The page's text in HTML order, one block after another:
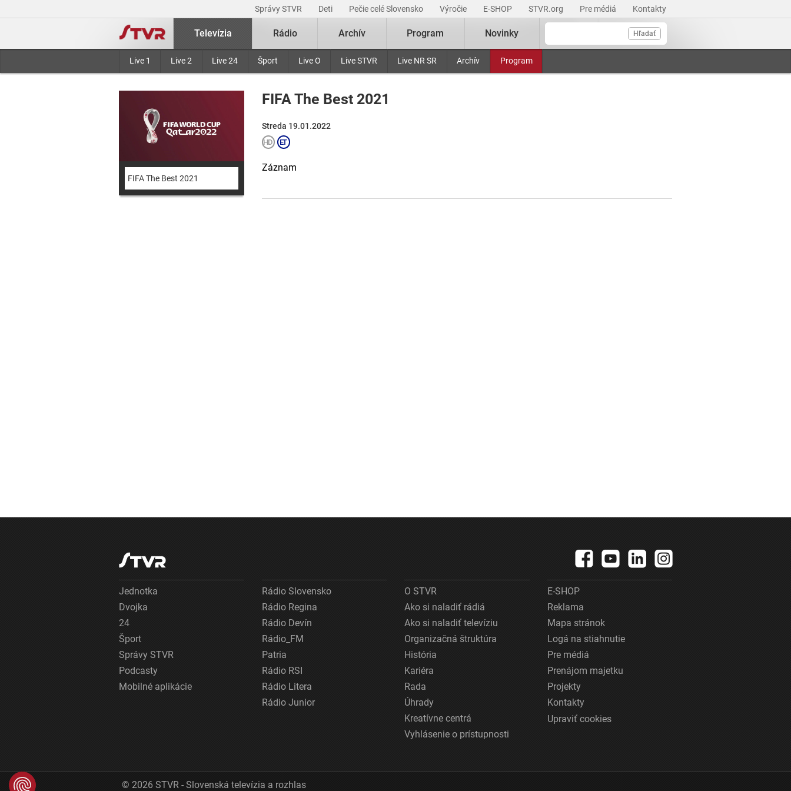
Správy STVR Deti Pečie celé Slovensko Výročie E-SHOP STVR.org Pre médiá Kontakty
Hľadať
Televízia
Live 1 Live 2 Live 24 Šport Live O Live STVR Live NR SR Archív Program
Rádio Archív Program Novinky
FIFA The Best 2021
FIFA The Best 2021
Streda 19.01.2022
Záznam
Jednotka
Dvojka
24
Šport
Správy STVR
Podcasty
Mobilné aplikácie
Rádio Slovensko
Rádio Regina
Rádio Devín
Rádio_FM
Patria
Rádio RSI
Rádio Litera
Rádio Junior
O STVR
Ako si naladiť rádiá
Ako si naladiť televíziu
Organizačná štruktúra
História
Kariéra
Rada
Úhrady
Kreatívne centrá
Vyhlásenie o prístupnosti
E-SHOP
Reklama
Mapa stránok
Logá na stiahnutie
Pre médiá
Prenájom majetku
Projekty
Kontakty
Upraviť cookies
© 2026 STVR - Slovenská televízia a rozhlas